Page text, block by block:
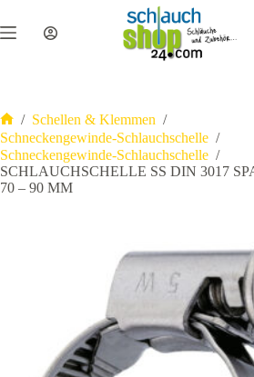
Inhalt
springen
Start
/ Schellen & Klemmen /
Schneckengewinde-Schlauchschelle /
Schneckengewinde-Schlauchschelle /
SCHLAUCHSCHELLE SS DIN 3017
70 – 90 MM